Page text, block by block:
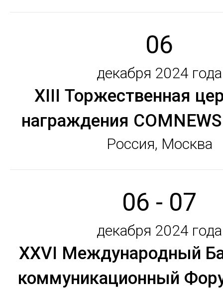
06
декабря 2024 года
XIII Торжественная
награждения
Россия, Москва
06 - 07
декабря 2024 года
XХVI Международный
коммуникационный